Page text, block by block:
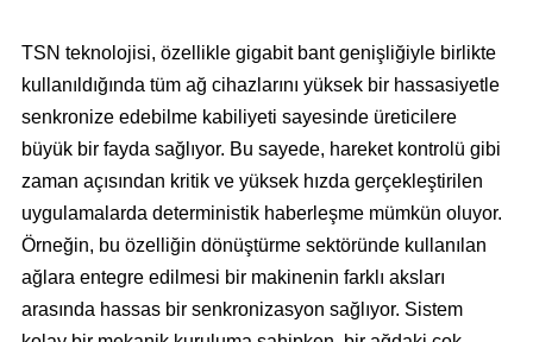
TSN teknolojisi, özellikle gigabit bant genişliğiyle birlikte
kullanıldığında tüm ağ cihazlarını yüksek bir hassasiyetle
senkronize edebilme kabiliyeti sayesinde üreticilere
büyük bir fayda sağlıyor. Bu sayede, hareket kontrolü gibi
zaman açısından kritik ve yüksek hızda gerçekleştirilen
uygulamalarda deterministik haberleşme mümkün oluyor.
Örneğin, bu özelliğin dönüştürme sektöründe kullanılan
ağlara entegre edilmesi bir makinenin farklı aksları
arasında hassas bir senkronizasyon sağlıyor. Sistem